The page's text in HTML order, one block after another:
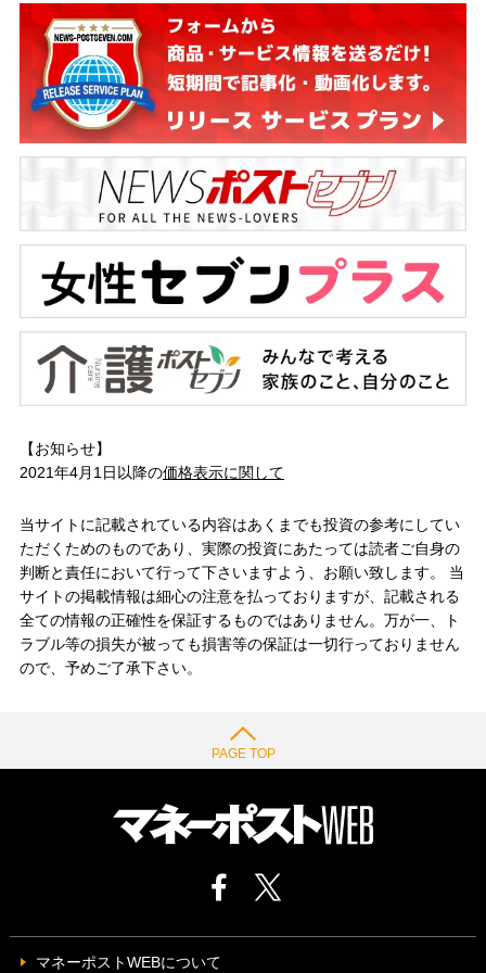
【お知らせ】
2021年4月1日以降の価格表示に関して
当サイトに記載されている内容はあくまでも投資の参考にしてい
ただくためのものであり、実際の投資にあたっては読者ご自身の
判断と責任において行って下さいますよう、お願い致します。 当
サイトの掲載情報は細心の注意を払っておりますが、記載される
全ての情報の正確性を保証するものではありません。万が一、ト
ラブル等の損失が被っても損害等の保証は一切行っておりません
ので、予めご了承下さい。
PAGE TOP
マネーポストWEBについて